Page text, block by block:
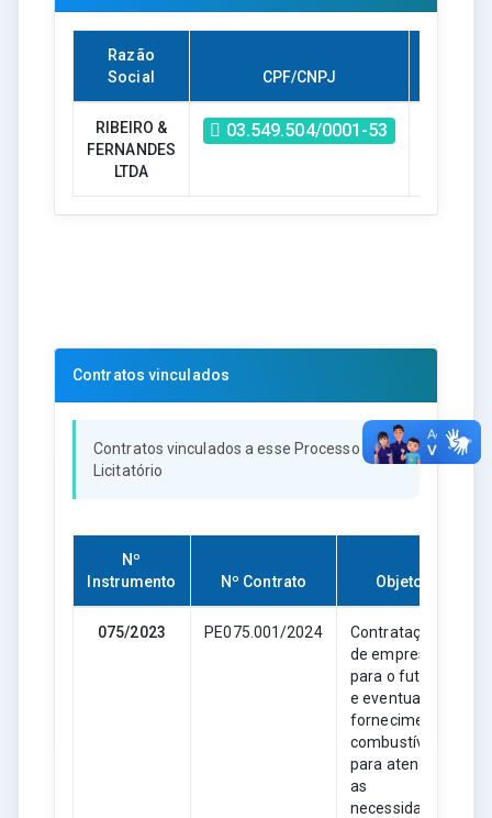
Razão
Social
CPF/CNPJ
RIBEIRO &
FERNANDES
LTDA
03.549.504/0001-53
Contratos vinculados
Contratos vinculados a esse Processo
Licitatório
Nº
Instrumento
Nº Contrato Objeto
075/2023 PE075.001/2024
Contratação
de empresa
para o futuro
e eventual
fornecimento
combustíveis
para atender
as
necessidades